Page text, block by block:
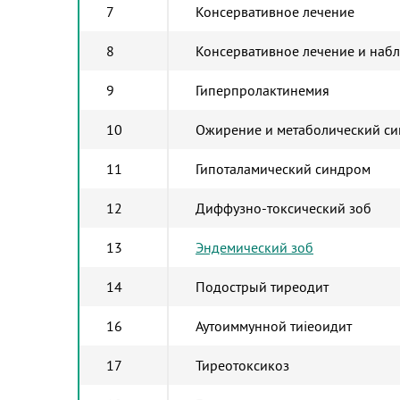
7 Консервативное лечение
8 Консервативное лечение и
9 Гиперпролактинемия
10 Ожирение и метаболический
11 Гипоталамический синдром
12 Диффузно-токсический зоб
13 Эндемический зоб
14 Подострый тиреодит
16 Аутоиммунной тиіеоидит
17 Тиреотоксикоз